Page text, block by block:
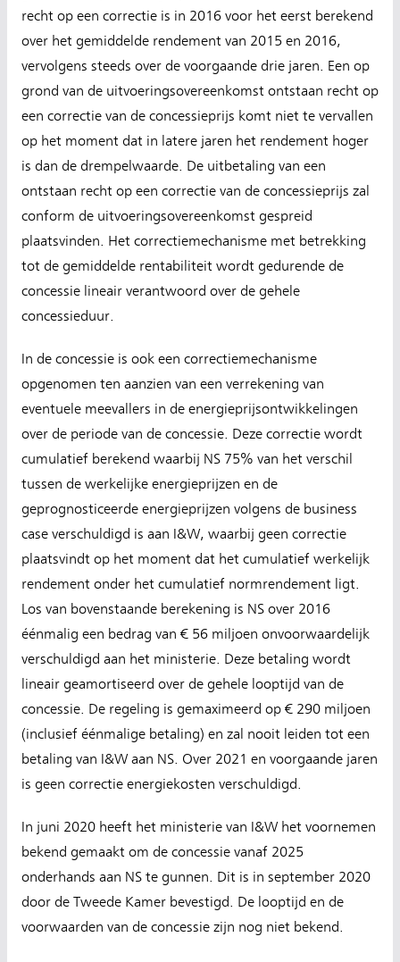
recht op een correctie is in 2016 voor het eerst berekend
over het gemiddelde rendement van 2015 en 2016,
vervolgens steeds over de voorgaande drie jaren. Een op
grond van de uitvoeringsovereenkomst ontstaan recht op
een correctie van de concessieprijs komt niet te vervallen
op het moment dat in latere jaren het rendement hoger
is dan de drempelwaarde. De uitbetaling van een
ontstaan recht op een correctie van de concessieprijs zal
conform de uitvoeringsovereenkomst gespreid
plaatsvinden. Het correctiemechanisme met betrekking
tot de gemiddelde rentabiliteit wordt gedurende de
concessie lineair verantwoord over de gehele
concessieduur.
In de concessie is ook een correctiemechanisme
opgenomen ten aanzien van een verrekening van
eventuele meevallers in de energieprijsontwikkelingen
over de periode van de concessie. Deze correctie wordt
cumulatief berekend waarbij NS 75% van het verschil
tussen de werkelijke energieprijzen en de
geprognosticeerde energieprijzen volgens de business
case verschuldigd is aan I&W, waarbij geen correctie
plaatsvindt op het moment dat het cumulatief werkelijk
rendement onder het cumulatief normrendement ligt.
Los van bovenstaande berekening is NS over 2016
éénmalig een bedrag van € 56 miljoen onvoorwaardelijk
verschuldigd aan het ministerie. Deze betaling wordt
lineair geamortiseerd over de gehele looptijd van de
concessie. De regeling is gemaximeerd op € 290 miljoen
(inclusief éénmalige betaling) en zal nooit leiden tot een
betaling van I&W aan NS. Over 2021 en voorgaande jaren
is geen correctie energiekosten verschuldigd.
In juni 2020 heeft het ministerie van I&W het voornemen
bekend gemaakt om de concessie vanaf 2025
onderhands aan NS te gunnen. Dit is in september 2020
door de Tweede Kamer bevestigd. De looptijd en de
voorwaarden van de concessie zijn nog niet bekend.